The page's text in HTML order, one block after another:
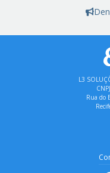
L3
Rua do